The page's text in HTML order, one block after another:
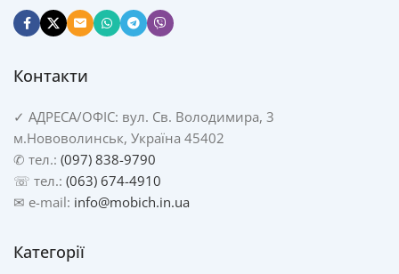
Контакти
✓ АДРЕСА/ОФІС: вул. Св. Володимира, 3
м.Нововолинськ, Україна 45402
✆ тел.: (097) 838-9790
☏ тел.: (063) 674-4910
✉ e-mail: info@mobich.in.ua
Категорії